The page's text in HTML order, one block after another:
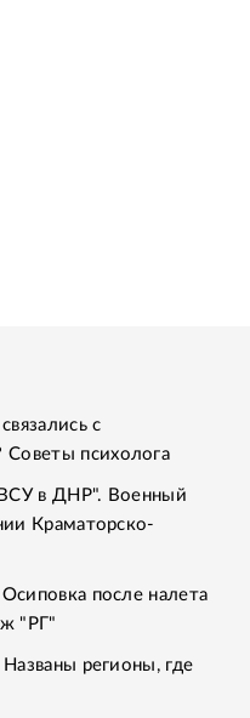
с
психолога
в ДНР". Военный
Краматорско-
после налета
"РГ"
регионы, где